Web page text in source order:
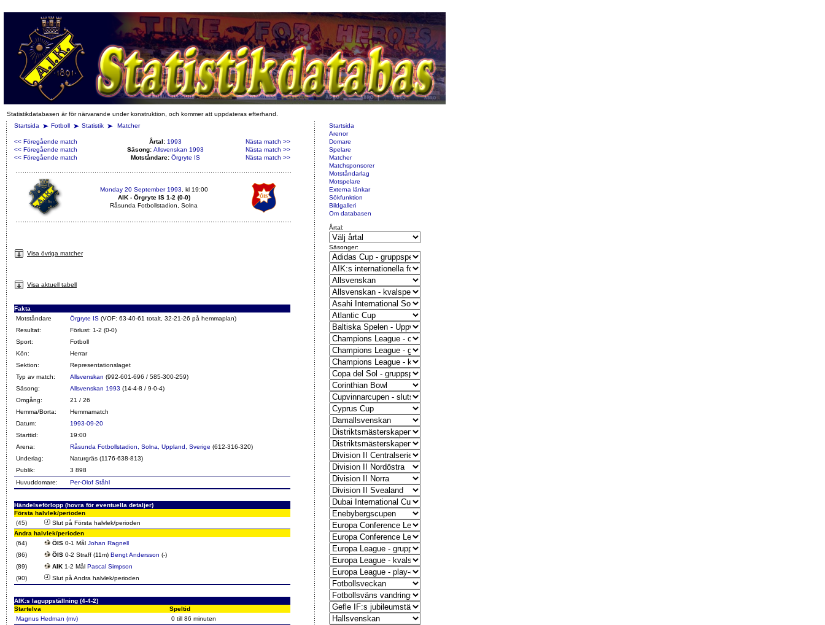
Statistikdatabasen är för närvarande under konstruktion, och kommer att uppdateras efterhand.
Startsida
Fotboll Statistik Matcher
<< Föregående match Årtal: 1993
Nästa match >>
<< Föregående match
Säsong: Allsvenskan 1993
Nästa match >>
<< Föregående match
Motståndare: Örgryte IS Nästa match >>
Monday 20 September 1993 , kl 19:00
AIK - Örgryte IS 1-2 (0-0)
Råsunda Fotbollstadion, Solna
Visa övriga matcher
Visa aktuell tabell
Fakta
Motståndare
Örgryte IS (VOF: 63-40-61 totalt, 32-21-26 på hemmaplan)
Resultat:
Förlust: 1-2 (0-0)
Sport:
Fotboll
Kön:
Herrar
Sektion:
Representationslaget
Typ av match:
Allsvenskan (992-601-696 / 585-300-259)
Säsong:
Allsvenskan 1993 (14-4-8 / 9-0-4)
Omgång:
21 / 26
Hemma/Borta:
Hemmamatch
Datum:
1993-09-20
Starttid:
19:00
Arena:
Råsunda Fotbollstadion, Solna, Uppland, Sverige (612-316-320)
Underlag:
Naturgräs (1176-638-813)
Publik:
3 898
Huvuddomare:
Per-Olof Ståhl
Händelseförlopp (hovra för eventuella detaljer)
Första halvlek/perioden
(45)
Slut på Första halvlek/perioden
Andra halvlek/perioden
(64)
ÖIS 0-1 Mål Johan Ragnell
(86)
ÖIS 0-2 Straff (11m) Bengt Andersson (-)
(89)
AIK 1-2 Mål Pascal Simpson
(90)
Slut på Andra halvlek/perioden
AIK:s laguppställning (4-4-2)
Startelva
Speltid
Magnus Hedman (mv)
0 till 86 minuten
Startsida
Arenor
Domare
Spelare
Matcher
Matchsponsorer
Motståndarlag
Motspelare
Externa länkar
Sökfunktion
Bildgalleri
Om databasen
Årtal:
Säsonger: